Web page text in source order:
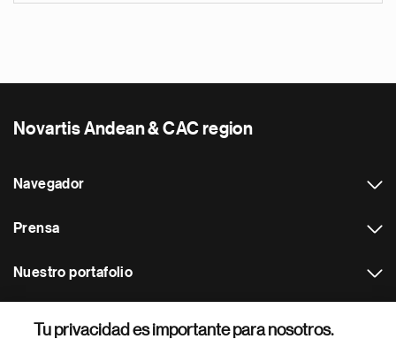
Novartis Andean & CAC region
Navegador
Prensa
Nuestro portafolio
Tu privacidad es importante para nosotros.